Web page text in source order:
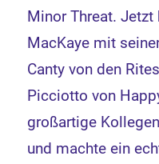
Minor Threat. Jetzt
MacKaye mit
Canty von den
Picciotto von
großartige
und machte ein